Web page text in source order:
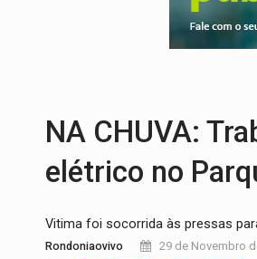
PROVA
NA CHUVA:
elétrico no
Vitima foi socorrida às pressas
Rondoniaovivo 29 de Novembro